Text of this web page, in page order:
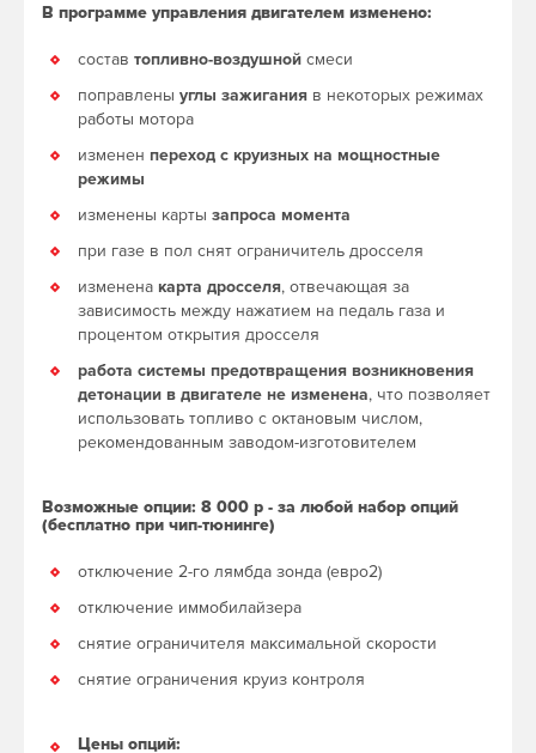
В программе управления двигателем изменено:
состав топливно-воздушной смеси
поправлены углы зажигания в некоторых режимах
работы мотора
изменен переход с круизных на мощностные
режимы
изменены карты запроса момента
при газе в пол снят ограничитель дросселя
изменена карта дросселя, отвечающая за
зависимость между нажатием на педаль газа и
процентом открытия дросселя
работа системы предотвращения возникновения
детонации в двигателе не изменена, что позволяет
использовать топливо с октановым числом,
рекомендованным заводом-изготовителем
Возможные опции: 8 000 р - за любой набор опций
(бесплатно при чип-тюнинге)
отключение 2-го лямбда зонда (евро2)
отключение иммобилайзера
снятие ограничителя максимальной скорости
снятие ограничения круиз контроля
Цены опций: